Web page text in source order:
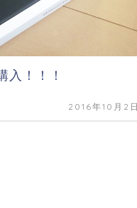
入！！！
2016年10月2